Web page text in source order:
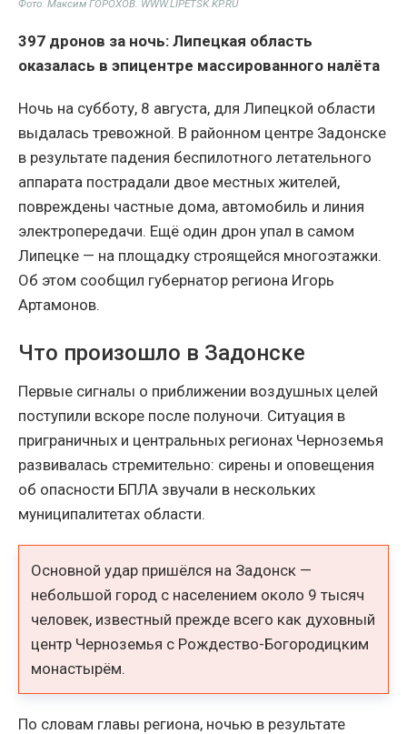
Фото: Максим ГОРОХОВ. WWW.LIPETSK.KP.RU
397 дронов за ночь: Липецкая область
оказалась в эпицентре массированного налёта
Ночь на субботу, 8 августа, для Липецкой области
выдалась тревожной. В районном центре Задонске
в результате падения беспилотного летательного
аппарата пострадали двое местных жителей,
повреждены частные дома, автомобиль и линия
электропередачи. Ещё один дрон упал в самом
Липецке — на площадку строящейся многоэтажки.
Об этом сообщил губернатор региона Игорь
Артамонов.
Что произошло в Задонске
Первые сигналы о приближении воздушных целей
поступили вскоре после полуночи. Ситуация в
приграничных и центральных регионах Черноземья
развивалась стремительно: сирены и оповещения
об опасности БПЛА звучали в нескольких
муниципалитетах области.
Основной удар пришёлся на Задонск —
небольшой город с населением около 9 тысяч
человек, известный прежде всего как духовный
центр Черноземья с Рождество-Богородицким
монастырём.
По словам главы региона, ночью в результате